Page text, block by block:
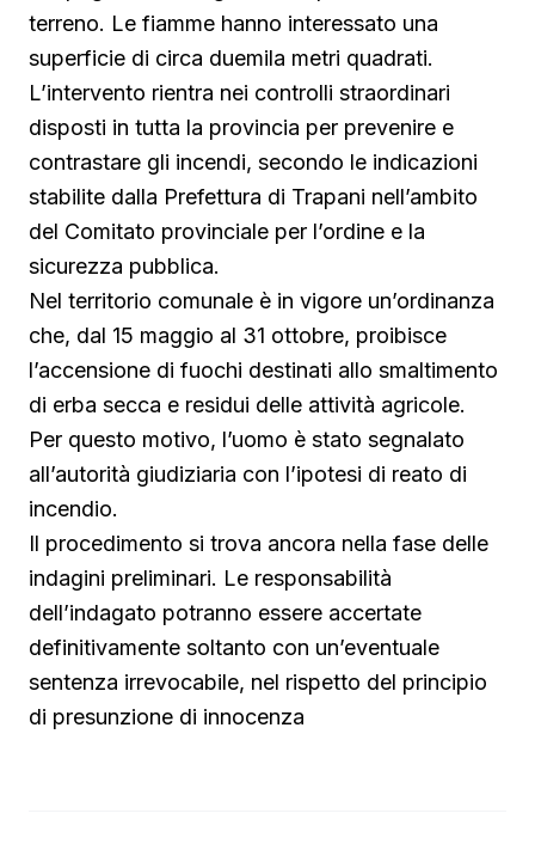
terreno. Le fiamme hanno interessato una
superficie di circa duemila metri quadrati.
L’intervento rientra nei controlli straordinari
disposti in tutta la provincia per prevenire e
contrastare gli incendi, secondo le indicazioni
stabilite dalla Prefettura di Trapani nell’ambito
del Comitato provinciale per l’ordine e la
sicurezza pubblica.
Nel territorio comunale è in vigore un’ordinanza
che, dal 15 maggio al 31 ottobre, proibisce
l’accensione di fuochi destinati allo smaltimento
di erba secca e residui delle attività agricole.
Per questo motivo, l’uomo è stato segnalato
all’autorità giudiziaria con l’ipotesi di reato di
incendio.
Il procedimento si trova ancora nella fase delle
indagini preliminari. Le responsabilità
dell’indagato potranno essere accertate
definitivamente soltanto con un’eventuale
sentenza irrevocabile, nel rispetto del principio
di presunzione di innocenza